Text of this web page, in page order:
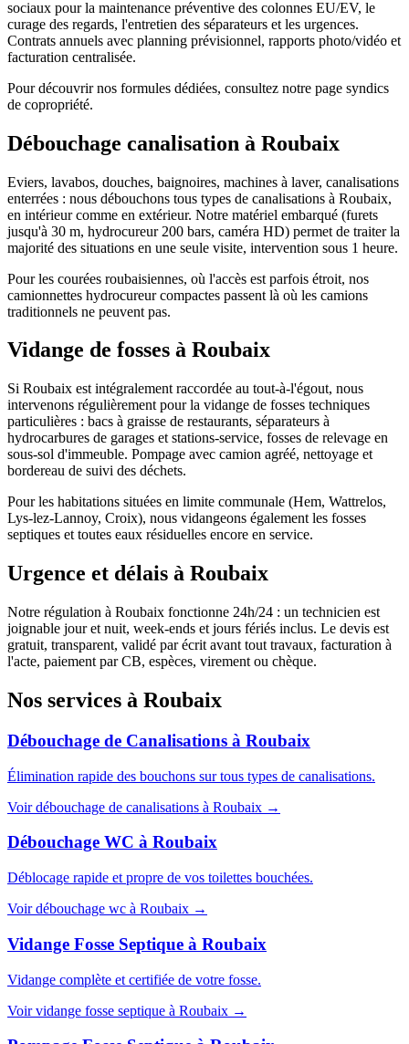
sociaux pour la maintenance préventive des colonnes EU/EV, le
curage des regards, l'entretien des séparateurs et les urgences.
Contrats annuels avec planning prévisionnel, rapports photo/vidéo et
facturation centralisée.
Pour découvrir nos formules dédiées, consultez notre page syndics
de copropriété.
Débouchage canalisation à Roubaix
Eviers, lavabos, douches, baignoires, machines à laver, canalisations
enterrées : nous débouchons tous types de canalisations à Roubaix,
en intérieur comme en extérieur. Notre matériel embarqué (furets
jusqu'à 30 m, hydrocureur 200 bars, caméra HD) permet de traiter la
majorité des situations en une seule visite, intervention sous 1 heure.
Pour les courées roubaisiennes, où l'accès est parfois étroit, nos
camionnettes hydrocureur compactes passent là où les camions
traditionnels ne peuvent pas.
Vidange de fosses à Roubaix
Si Roubaix est intégralement raccordée au tout-à-l'égout, nous
intervenons régulièrement pour la vidange de fosses techniques
particulières : bacs à graisse de restaurants, séparateurs à
hydrocarbures de garages et stations-service, fosses de relevage en
sous-sol d'immeuble. Pompage avec camion agréé, nettoyage et
bordereau de suivi des déchets.
Pour les habitations situées en limite communale (Hem, Wattrelos,
Lys-lez-Lannoy, Croix), nous vidangeons également les fosses
septiques et toutes eaux résiduelles encore en service.
Urgence et délais à Roubaix
Notre régulation à Roubaix fonctionne 24h/24 : un technicien est
joignable jour et nuit, week-ends et jours fériés inclus. Le devis est
gratuit, transparent, validé par écrit avant tout travaux, facturation à
l'acte, paiement par CB, espèces, virement ou chèque.
Nos services à Roubaix
Débouchage de Canalisations à Roubaix
Élimination rapide des bouchons sur tous types de canalisations.
Voirdébouchage de canalisations à Roubaix →
Débouchage WC à Roubaix
Déblocage rapide et propre de vos toilettes bouchées.
Voirdébouchage wc à Roubaix →
Vidange Fosse Septique à Roubaix
Vidange complète et certifiée de votre fosse.
Voirvidange fosse septique à Roubaix →